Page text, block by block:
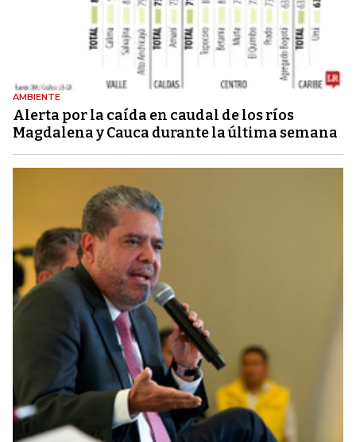
AMBIENTE
Alerta por la caída en caudal de los ríos
Magdalena y Cauca durante la última semana